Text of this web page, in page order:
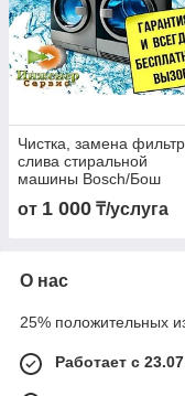
Чистка, замена
слива стиральной
машины Bosch/Бош
от 1 000 ₸/услуга
О нас
25% положительных
Работает с